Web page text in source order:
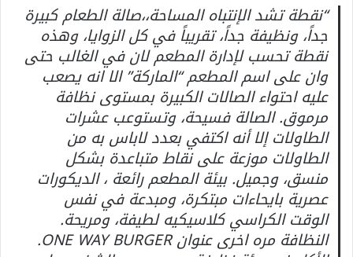
“نقطة تشد الإنتباه المساحة،،صالة الطعام كبيرة
جداً، ونظيفة جداً، تقريباً في كل الزوايا، وهذه
نقطة تحسب لإدارة المطعم لان في الغالب حتى
وان على اسم المطعم “الماركة” الا انه يصعب
عليه احتواء الصالات الكبيرة بمستوى نظافة
مرموق. الصالة فسيحة، وتستوعب عشرات
الطاولات إلا أنه اكتفي بعدد لاباس به من
الطاولات موزعة على نقاط متباعدة بشكل
منسق، وجميل. بيئة المطعم رائعة ، الديكورات
عصرية بايحاءات مبتكرة، ومبدعة في نفس
الوقت الكراسي كلاسيكيه لطيفة، ومريحة.
النظافة مره اخرى عنوان ONE WAY BURGER.